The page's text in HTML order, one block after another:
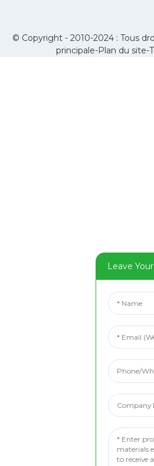
© Copyright - 2010-2024 : Tous
principale-Plan du site-
Leave